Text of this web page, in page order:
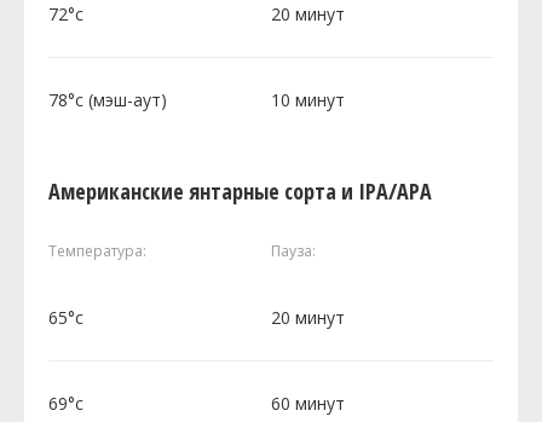
72°c 20 минут
78°c (мэш-аут) 10 минут
Американские янтарные сорта и IPA/APA
Температура: Пауза:
65°c 20 минут
69°c 60 минут